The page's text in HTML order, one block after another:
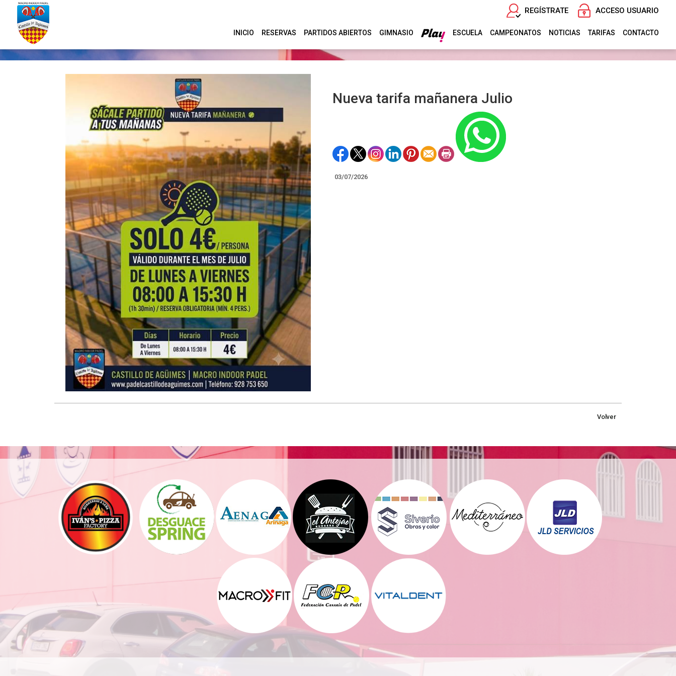
REGÍSTRATE ACCESO USUARIO
INICIO RESERVAS PARTIDOS ABIERTOS GIMNASIO ESCUELA CAMPEONATOS NOTICIAS TARIFAS CONTACTO
Nueva tarifa mañanera Julio
03/07/2026
Volver